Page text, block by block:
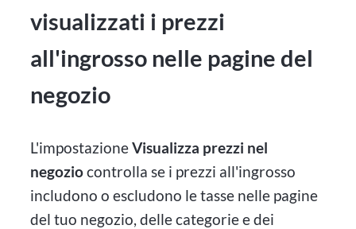
visualizzati i prezzi
all'ingrosso nelle pagine del
negozio
L'impostazioneVisualizza prezzi nel
negoziocontrolla se i prezzi all'ingrosso
includono o escludono le tasse nelle pagine
del tuo negozio, delle categorie e dei